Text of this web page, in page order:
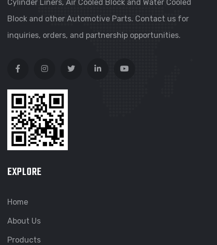
Cylinder Liners, Air Cooled Block and Water Cooled
Block and other Automotive Parts. Contact us for
inquiries, orders, and partnership opportunities.
EXPLORE
Home
About Us
Products